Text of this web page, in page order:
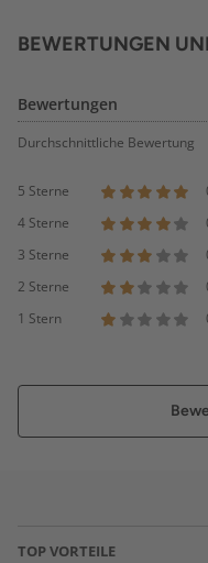
BEWERTUNGEN
Bewertungen
Durchschnittliche Bewertung
5 Sterne
4 Sterne
3 Sterne
2 Sterne
1 Stern
TOP VORTEILE